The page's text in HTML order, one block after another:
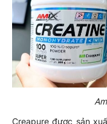
Creapure được sản